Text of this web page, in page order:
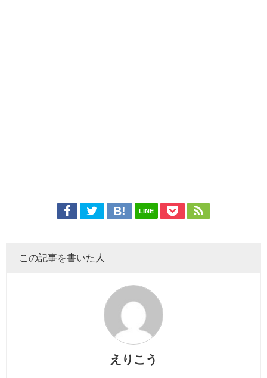
LINE
この記事を書いた人
えりこう